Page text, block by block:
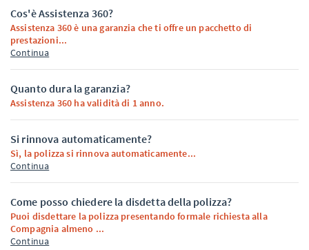
Cos'è Assistenza 360?
Assistenza 360 è una garanzia che ti offre un pacchetto di
prestazioni...
Continua
Quanto dura la garanzia?
Assistenza 360 ha validità di 1 anno.
Si rinnova automaticamente?
Sì, la polizza si rinnova automaticamente...
Continua
Come posso chiedere la disdetta della polizza?
Puoi disdettare la polizza presentando formale richiesta alla
Compagnia almeno ...
Continua